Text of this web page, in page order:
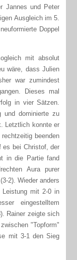
Jannes und Peter
Ausgleich im 5.
Doppel
mit absolut
wäre, dass Julien
war zumindest
Dieses mal
in vier Sätzen.
und dominierte zu
Letztlich konnte er
beenden
es bei Christof, der
in die Partie fand
Aura purer
2). Wieder anders
Leistung mit 2-0 in
eingestelltem
Rainer zeigte sich
"Topform"
mit 3-1 den Sieg